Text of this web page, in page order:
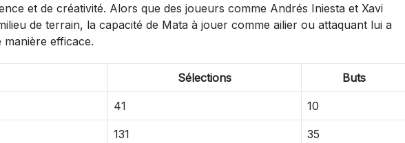
et de créativité. Alors que des joueurs comme Andrés Iniesta et Xavi
de terrain, la capacité de Mata à jouer comme ailier ou attaquant lui a
efficace.
Sélections Buts
41 10
131 35